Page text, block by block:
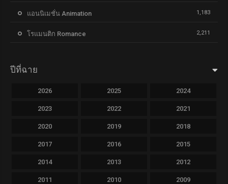
แอนนิเมชั่น Animation 1,183
โรแมนติก Romance 2,211
ปีที่ฉาย
2026 2025 2024
2023 2022 2021
2020 2019 2018
2017 2016 2015
2014 2013 2012
2011 2010 2009